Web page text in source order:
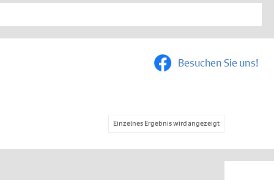
Besuchen Sie uns!
Einzelnes Ergebnis wird angezeigt